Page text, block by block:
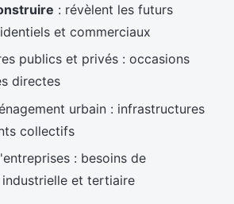
: révèlent les futurs
et commerciaux
publics et privés : occasions
directes
urbain : infrastructures
collectifs
: besoins de
et tertiaire